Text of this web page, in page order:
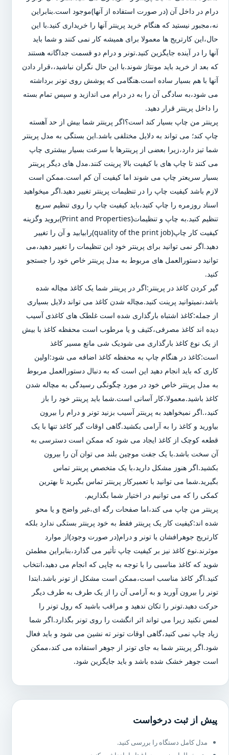
درام در داخل آن (در صورت استفاده از آنها)موجود است.بنابراین
نه،مجبور نیستید که هنگام خرید پرینتر آنها را خریداری کنید.با این
حال،این کارتریج ها معمولا برای همیشه کار نمی کنند و شما باید
آنها را در آینده جایگزین کنید.تونر و درام دو قسمت جداگانه هستند
که بعد از خرید باید مونتاژ شوند.با این حال نگران نباشید،،قرار دادن
آنها با هم بسیار ساده است.هنگامی که پوشش روی تونر برداشته
می شود،به سادگی آن را به در درام می اندازید و سپس تمام بسته
را داخل پرینتر قرار دهید.
پرینتر من چاپ بسیار کند است؟اگر پرینتر شما بیش از حد آهسته
چاپ کند؛ می تواند به دلایل مختلفی باشد.این بستگی به مدل پرینتر
شما تیز دارد،زیرا بعضی از پرینترها با سرعت بسیار بیشتری چاپ
می کنند تا چاپ های با کیفیت بالا پرینت کنند.مدل های دیگر پرینتر
بسیار سریعتر چاپ می شوند اما کیفیت آن کم است.ممکن است
لازم باشد کیفیت چاپ را در تنظیمات پرینتر تغییر دهید.اگر میخواهید
اسناد روزمره را چاپ کنید،باید کیفیت چاپ را روی تنظیم سریع
تنظیم کنید.به چاپ و تنظیمات(Print and Properties)بروید وگزینه
کیفیت کار چاپ(quality of the print job)رابیابید و آن را تغییر
دهید.اگر نمی توانید برای پرینتر خود این تنظیمات را تغییر دهید،می
توانید دستورالعمل های مربوط به مدل پرینتر خاص خود را جستجو
کنید.
گیر کردن کاغذ در پرینتر:اگر در پرینتر شما یک کاغذ مچاله شده
باشد،نمیتوانید پرینت کنید.مچاله شدن کاغذ می تواند دلایل بسیاری
از جمله:کاغذ اشتباه بارگذاری شده است غلطک های کاغذی آسیب
دیده اند کاغذ مصرفی،کثیف و یا مرطوب است محفظه کاغذ با بیش
از یک نوع کاغذ بارگذاری می شودیک شی مانع مسیر کاغذ
است:کاغذ در هنگام چاپ به محفظه کاغذ اضافه می شود:اولین
کاری که باید انجام دهید این است که به دنبال دستورالعمل مربوط
به مدل پرینتر خاص خود در مورد چگونگی رسیدگی به مچاله شدن
کاغذ باشید.معمولا،کار آسانی است.شما باید پرینتر خود را باز
کنید،.اگر نمیخواهید به پرینتر آسیب بزنید تونر و درام را بیرون
بیاورید و کاغذ را به آرامی بکشید.گاهی اوقات گیر کاغذ تنها با یک
قطعه کوچک از کاغذ ایجاد می شود که ممکن است دسترسی به
آن سخت باشد.با یک جفت موچین بلند می توان آن را بیرون
بکشید.اگر هنوز مشکل دارید،با یک متخصص پرینتر تماس
بگیرید.شما می توانید با تعمیرکار پرینتر تماس بگیرید تا بهترین
کمکی را که می توانیم در اختیار شما بگذاریم.
پرینتر من چاپ می کند،اما صفحات رگه ای،غیر واضح و یا محو
شده اند:کیفیت کار یک پرینتر فقط به خود پرینتر بستگی ندارد بلکه
کارتریج جوهرافشان یا تونر و درام(در صورت وجود)از موارد
موثرند.نوع کاغذ نیز بر کیفیت چاپ تأثیر می گذارد،بنابراین مطمئن
شوید که کاغذ مناسبی را با توجه به چاپی که انجام می دهید،انتخاب
کنید.اگر کاغذ مناسب است،ممکن است مشکل از تونر باشد.ابتدا
تونر را بیرون آورید و به آرامی آن را از یک طرف به طرف دیگر
حرکت دهید.تونر را تکان ندهید و مراقب باشید که رول تونر را
لمس نکنید زیرا می تواند اثر انگشت را روی تونر بگذارد.اگر شما
زیاد چاپ نمی کنید،گاهی اوقات تونر ته نشین می شود و باید فعال
شود.اگر پرینتر شما به جای تونر از جوهر استفاده می کند،ممکن
است جوهر خشک شده باشد و باید جایگزین شود.
پیش از ثبت درخواست
مدل کامل دستگاه را بررسی کنید.